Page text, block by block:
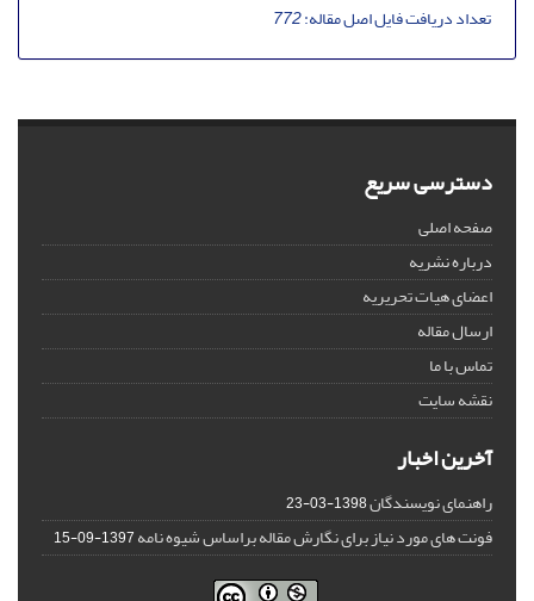
تعداد دریافت فایل اصل مقاله:772
دسترسی سریع
صفحه اصلی
درباره نشریه
اعضای هیات تحریریه
ارسال مقاله
تماس با ما
نقشه سایت
آخرین اخبار
راهنمای نویسندگان1398-03-23
فونت های مورد نیاز برای نگارش مقاله براساس شیوه نامه1397-09-15